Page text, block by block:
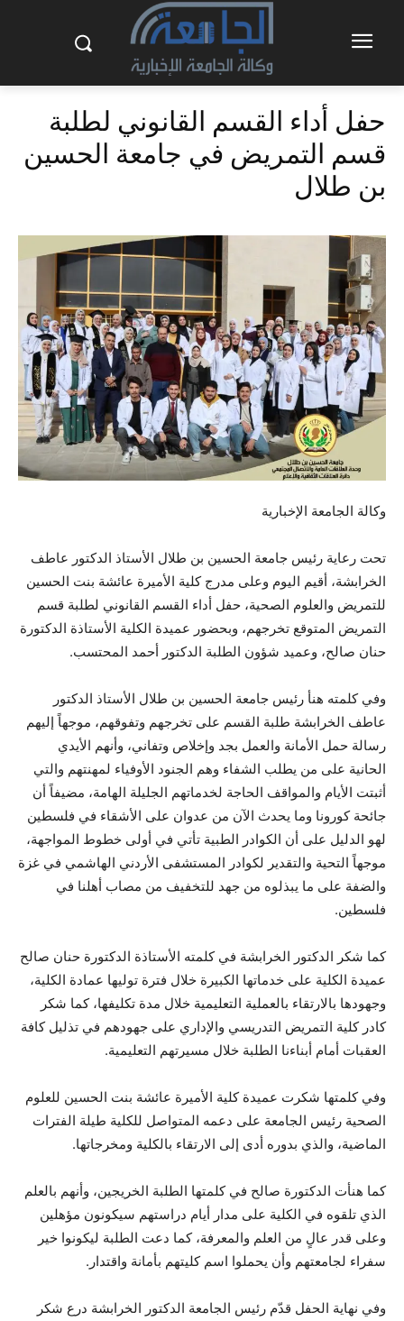
حفل أداء القسم القانوني لطلبة
قسم التمريض في جامعة الحسين
بن طلال
وكالة الجامعة الإخبارية
تحت رعاية رئيس جامعة الحسين بن طلال الأستاذ الدكتور عاطف
الخرابشة، أقيم اليوم وعلى مدرج كلية الأميرة عائشة بنت الحسين
للتمريض والعلوم الصحية، حفل أداء القسم القانوني لطلبة قسم
التمريض المتوقع تخرجهم، وبحضور عميدة الكلية الأستاذة الدكتورة
حنان صالح، وعميد شؤون الطلبة الدكتور أحمد المحتسب.
وفي كلمته هنأ رئيس جامعة الحسين بن طلال الأستاذ الدكتور
عاطف الخرابشة طلبة القسم على تخرجهم وتفوقهم، موجهاً إليهم
رسالة حمل الأمانة والعمل بجد وإخلاص وتفاني، وأنهم الأيدي
الحانية على من يطلب الشفاء وهم الجنود الأوفياء لمهنتهم والتي
أثبتت الأيام والمواقف الحاجة لخدماتهم الجليلة الهامة، مضيفاً أن
جائحة كورونا وما يحدث الآن من عدوان على الأشقاء في فلسطين
لهو الدليل على أن الكوادر الطبية تأتي في أولى خطوط المواجهة،
موجهاً التحية والتقدير لكوادر المستشفى الأردني الهاشمي في غزة
والضفة على ما يبذلوه من جهد للتخفيف من مصاب أهلنا في
فلسطين.
كما شكر الدكتور الخرابشة في كلمته الأستاذة الدكتورة حنان صالح
عميدة الكلية على خدماتها الكبيرة خلال فترة توليها عمادة الكلية،
وجهودها بالارتقاء بالعملية التعليمية خلال مدة تكليفها، كما شكر
كادر كلية التمريض التدريسي والإداري على جهودهم في تذليل كافة
العقبات أمام أبناءنا الطلبة خلال مسيرتهم التعليمية.
وفي كلمتها شكرت عميدة كلية الأميرة عائشة بنت الحسين للعلوم
الصحية رئيس الجامعة على دعمه المتواصل للكلية طيلة الفترات
الماضية، والذي بدوره أدى إلى الارتقاء بالكلية ومخرجاتها.
كما هنأت الدكتورة صالح في كلمتها الطلبة الخريجين، وأنهم بالعلم
الذي تلقوه في الكلية على مدار أيام دراستهم سيكونون مؤهلين
وعلى قدر عالٍ من العلم والمعرفة، كما دعت الطلبة ليكونوا خير
سفراء لجامعتهم وأن يحملوا اسم كليتهم بأمانة واقتدار.
وفي نهاية الحفل قدّم رئيس الجامعة الدكتور الخرابشة درع شكر